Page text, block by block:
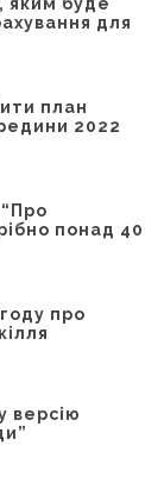
для
план
2022
понад 40
про
версію